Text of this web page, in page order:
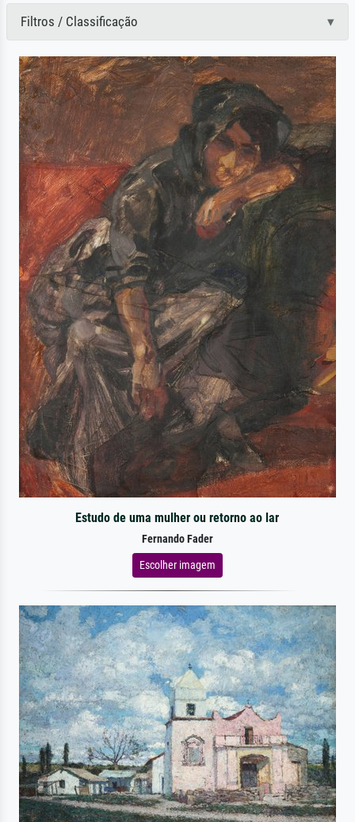
Filtros / Classificação
Estudo de uma mulher ou retorno ao lar
Fernando Fader
Escolher imagem